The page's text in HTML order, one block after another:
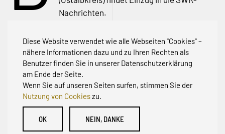
Diese Website verwendet wie alle Webseiten "Cookies" –
nähere Informationen dazu und zu Ihren Rechten als
Benutzer finden Sie in unserer Datenschutzerklärung
am Ende der Seite.
Wenn Sie auf unseren Seiten surfen, stimmen Sie der
Nutzung von Cookieszu.
OK NEIN, DANKE
Nachrichten.
19:30 darüber berichtet. Mehr dazu können Siehier über
die ARD-Mediathekerfahren
© Initiative zur Abwehr von Erschließungsbeiträgen für